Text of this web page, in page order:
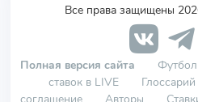
Все права защищены
Полная версия сайта
ставок в LIVE
Глоссарий